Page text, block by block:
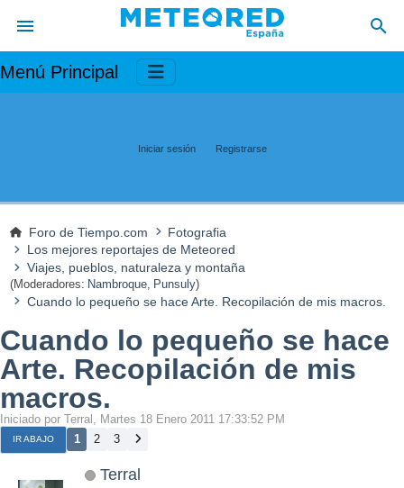
Menú Principal
Iniciar sesión Registrarse
Foro de Tiempo.com
Fotografia
Los mejores reportajes de Meteored
Viajes, pueblos, naturaleza y montaña
(Moderadores: Nambroque, Punsuly)
Cuando lo pequeño se hace Arte. Recopilación de mis macros.
Cuando lo pequeño se hace
Arte. Recopilación de mis
macros.
Iniciado por Terral, Martes 18 Enero 2011 17:33:52 PM
IR ABAJO 1 2 3
Terral